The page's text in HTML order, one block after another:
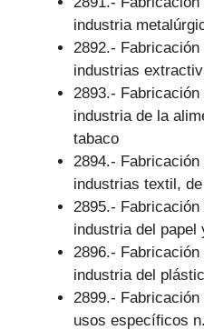
industria
2892.-
industrias
2893.-
industria de la
tabaco
2894.-
industrias textil,
2895.-
industria del papel
2896.-
industria del
2899.-
usos específicos